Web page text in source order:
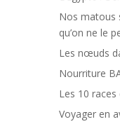
Nos matous
qu’on ne le
Les nœuds
Nourriture
Les 10
Voyager en